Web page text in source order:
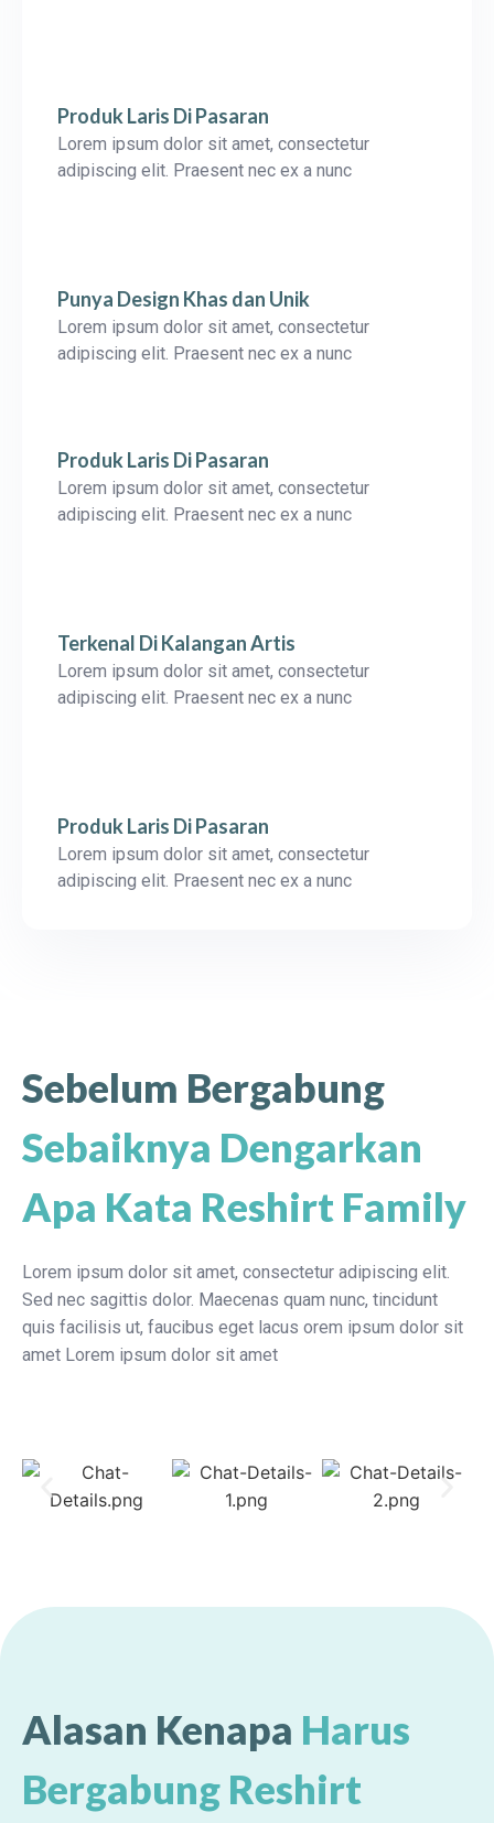
Produk Laris Di Pasaran
Lorem ipsum dolor sit amet, consectetur
adipiscing elit. Praesent nec ex a nunc
Punya Design Khas dan Unik
Lorem ipsum dolor sit amet, consectetur
adipiscing elit. Praesent nec ex a nunc
Produk Laris Di Pasaran
Lorem ipsum dolor sit amet, consectetur
adipiscing elit. Praesent nec ex a nunc
Terkenal Di Kalangan Artis
Lorem ipsum dolor sit amet, consectetur
adipiscing elit. Praesent nec ex a nunc
Produk Laris Di Pasaran
Lorem ipsum dolor sit amet, consectetur
adipiscing elit. Praesent nec ex a nunc
Sebelum Bergabung
Sebaiknya Dengarkan
Apa Kata Reshirt Family
Lorem ipsum dolor sit amet, consectetur adipiscing elit.
Sed nec sagittis dolor. Maecenas quam nunc, tincidunt
quis facilisis ut, faucibus eget lacus orem ipsum dolor sit
amet Lorem ipsum dolor sit amet
Alasan Kenapa Harus
Bergabung Reshirt